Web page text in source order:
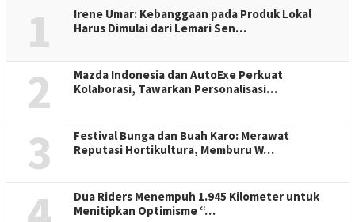
1
Irene Umar: Kebanggaan pada Produk Lokal
Harus Dimulai dari Lemari Sen…
2
Mazda Indonesia dan AutoExe Perkuat
Kolaborasi, Tawarkan Personalisasi…
3
Festival Bunga dan Buah Karo: Merawat
Reputasi Hortikultura, Memburu W…
Dua Riders Menempuh 1.945 Kilometer untuk
Menitipkan Optimisme “…